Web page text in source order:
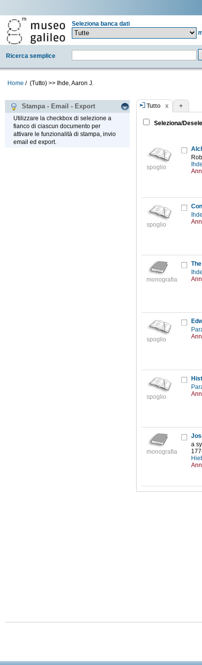
Seleziona banca dati
Ricerca semplice
Home / (Tutto) >> Ihde, Aaron J.
Stampa - Email - Export
Utilizzare la checkbox di selezione a
fianco di ciascun documento per
attivare le funzionalità di stampa, invio
email ed export.
Tutto +
Seleziona/
spoglio
spoglio
monografia
spoglio
spoglio
monografia
a